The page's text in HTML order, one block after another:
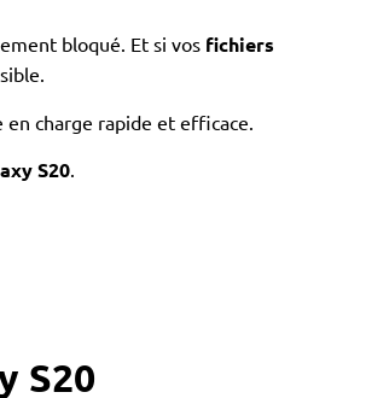
bloqué. Et si vos fichiers
charge rapide et efficace.
S20.
S20